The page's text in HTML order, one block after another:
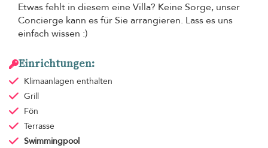
Etwas fehlt in diesem eine Villa? Keine Sorge, unser
Concierge kann es für Sie arrangieren. Lass es uns
einfach wissen :)
Einrichtungen:
Klimaanlagen enthalten
Grill
Fön
Terrasse
Swimmingpool